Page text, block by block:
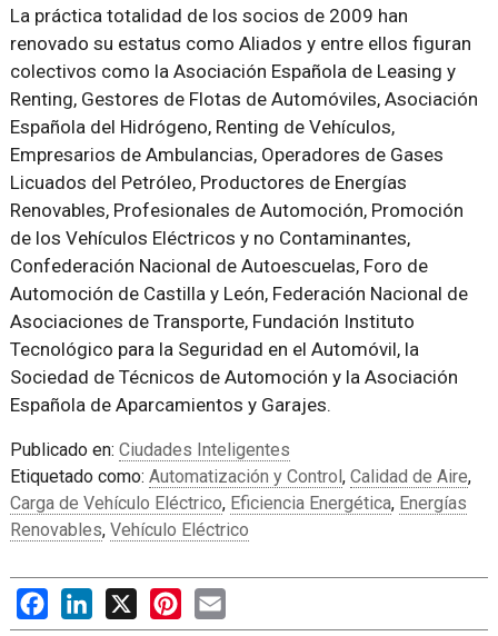
La práctica totalidad de los socios de 2009 han
renovado su estatus como Aliados y entre ellos figuran
colectivos como la Asociación Española de Leasing y
Renting, Gestores de Flotas de Automóviles, Asociación
Española del Hidrógeno, Renting de Vehículos,
Empresarios de Ambulancias, Operadores de Gases
Licuados del Petróleo, Productores de Energías
Renovables, Profesionales de Automoción, Promoción
de los Vehículos Eléctricos y no Contaminantes,
Confederación Nacional de Autoescuelas, Foro de
Automoción de Castilla y León, Federación Nacional de
Asociaciones de Transporte, Fundación Instituto
Tecnológico para la Seguridad en el Automóvil, la
Sociedad de Técnicos de Automoción y la Asociación
Española de Aparcamientos y Garajes.
Publicado en: Ciudades Inteligentes
Etiquetado como: Automatización y Control , Calidad de Aire,
Carga de Vehículo Eléctrico, Eficiencia Energética, Energías
Renovables, Vehículo Eléctrico
FacebookLinkedIn Pinterest